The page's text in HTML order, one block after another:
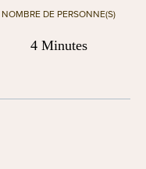
NOMBRE DE PERSONNE(S)
4 Minutes